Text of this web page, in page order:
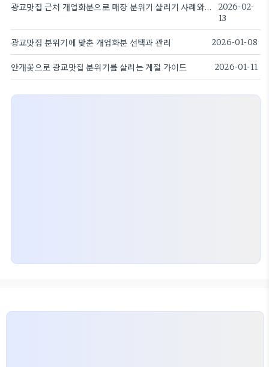
광교맛집 근처 개업화분으로 매장 분위기 살리기 사례와 관리 팁.
2026-02-
13
광교맛집 분위기에 맞춘 개업화분 선택과 관리 2026-01-08
안개꽃으로 광교맛집 분위기를 살리는 계절 가이드 2026-01-11